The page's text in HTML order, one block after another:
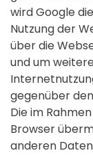
wird Google
Nutzung der
über die
und um
gegenüber
Die im
Browser
anderen